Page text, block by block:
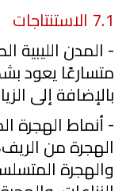
7.1 الاستنتاجات
- المدن
متسارعًا يعود
بالإضافة إلى
- أنماط الهجرة
الهجرة من
والهجرة